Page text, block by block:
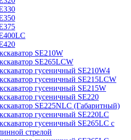
SE210W
SE265LCW
гусеничный SE210W4
гусеничный SE215LCW
гусеничный SE215W
гусеничный SE220
SE225NLC (Габаритный)
гусеничный SE220LC
гусеничный SE265LC с
стрелой